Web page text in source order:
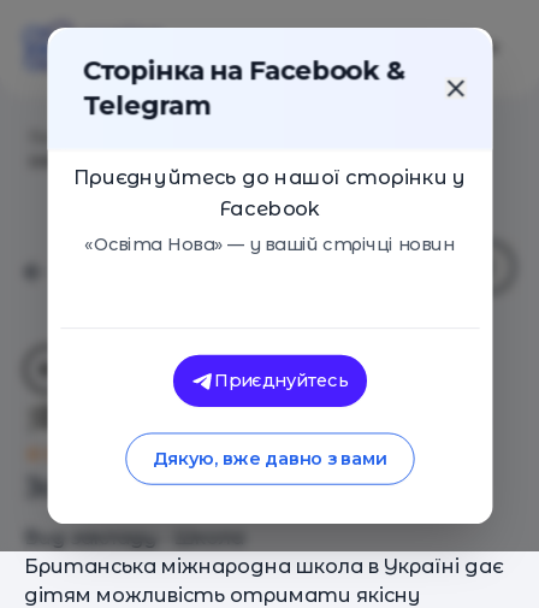
Оцінка 0 - 0 голосів
Загальний опис
Вид закладу - Школа
Британська міжнародна школа в Україні дає
дітям можливість отримати якісну
Сторінка на Facebook &
Telegram
Приєднуйтесь до нашої сторінки у
Facebook
«Освіта Нова» — у вашій стрічці новин
Приєднуйтесь
Дякую, вже давно з вами